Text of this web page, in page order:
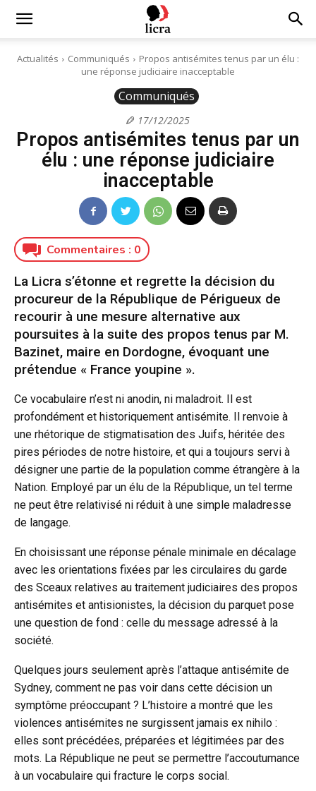
Licra
Antiraciste
1927
Actualités Communiqués
Propos antisémites tenus par un élu :
une réponse judiciaire inacceptable
Communiqués
17/12/2025
Propos antisémites tenus par un
élu : une réponse judiciaire
inacceptable
Commentaires : 0
La Licra s’étonne et regrette la décision du
procureur de la République de Périgueux de
recourir à une mesure alternative aux
poursuites à la suite des propos tenus par M.
Bazinet, maire en Dordogne, évoquant une
prétendue « France youpine ».
Ce vocabulaire n’est ni anodin, ni maladroit. Il est
profondément et historiquement antisémite. Il renvoie à
une rhétorique de stigmatisation des Juifs, héritée des
pires périodes de notre histoire, et qui a toujours servi à
désigner une partie de la population comme étrangère à la
Nation. Employé par un élu de la République, un tel terme
ne peut être relativisé ni réduit à une simple maladresse
de langage.
En choisissant une réponse pénale minimale en décalage
avec les orientations fixées par les circulaires du garde
des Sceaux relatives au traitement judiciaires des propos
antisémites et antisionistes, la décision du parquet pose
une question de fond : celle du message adressé à la
société.
Quelques jours seulement après l’attaque antisémite de
Sydney, comment ne pas voir dans cette décision un
symptôme préoccupant ? L’histoire a montré que les
violences antisémites ne surgissent jamais ex nihilo :
elles sont précédées, préparées et légitimées par des
mots. La République ne peut se permettre l’accoutumance
à un vocabulaire qui fracture le corps social.